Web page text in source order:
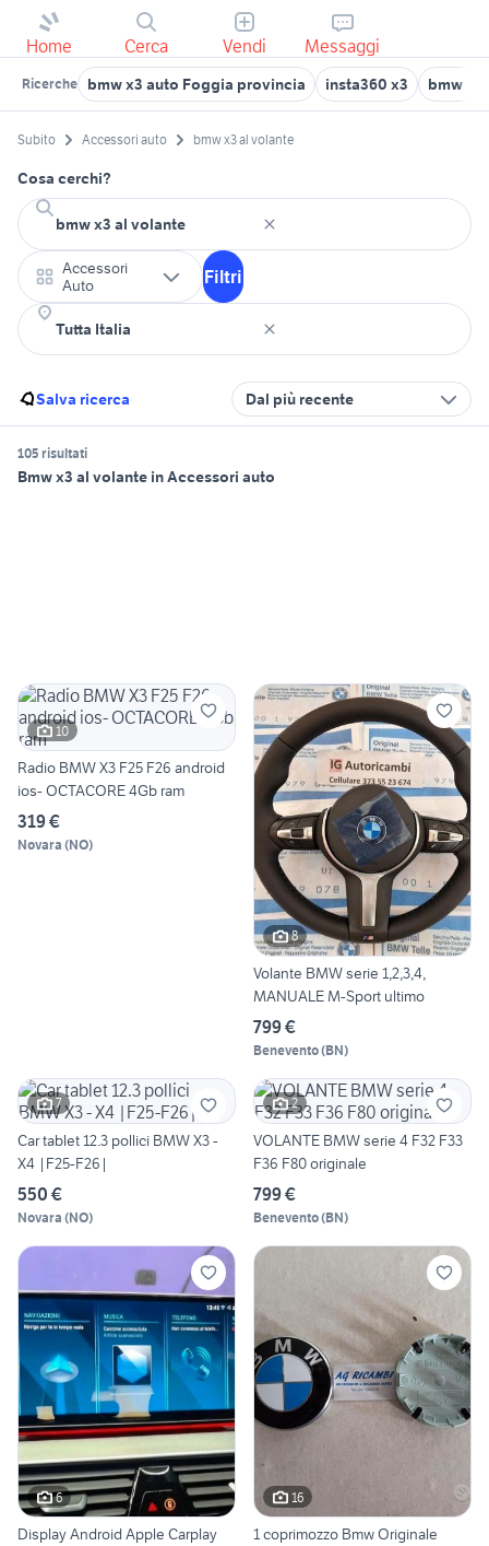
Home Cerca Vendi Messaggi
Ricerche bmw x3 auto Foggia provincia insta360 x3 bmw
Subito Accessori auto bmw x3 al volante
Cosa cerchi?
Accessori
Auto
Filtri
Salva ricerca Dal più recente
105 risultati
Bmw x3 al volante in Accessori auto
10
Radio BMW X3 F25 F26 android
ios- OCTACORE 4Gb ram
319 €
Novara (NO)
8
Volante BMW serie 1,2,3,4,
MANUALE M-Sport ultimo
799 €
Benevento(BN)
7
Car tablet 12.3 pollici BMW X3 -
X4 |F25-F26|
550 €
Novara (NO)
2
VOLANTE BMW serie 4 F32 F33
F36 F80 originale
799 €
Benevento(BN)
6
Display Android Apple Carplay
16
1 coprimozzo Bmw Originale